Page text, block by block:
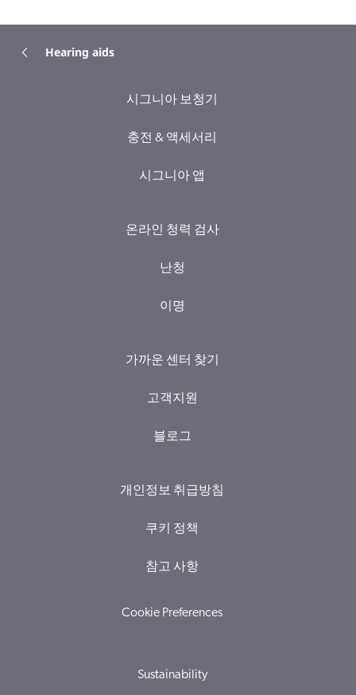
Hearing aids
시그니아 보청기
충전 & 액세서리
시그니아 앱
온라인 청력 검사
난청
이명
가까운 센터 찾기
고객지원
블로그
개인정보 취급방침
쿠키 정책
참고 사항
Cookie Preferences
Sustainability